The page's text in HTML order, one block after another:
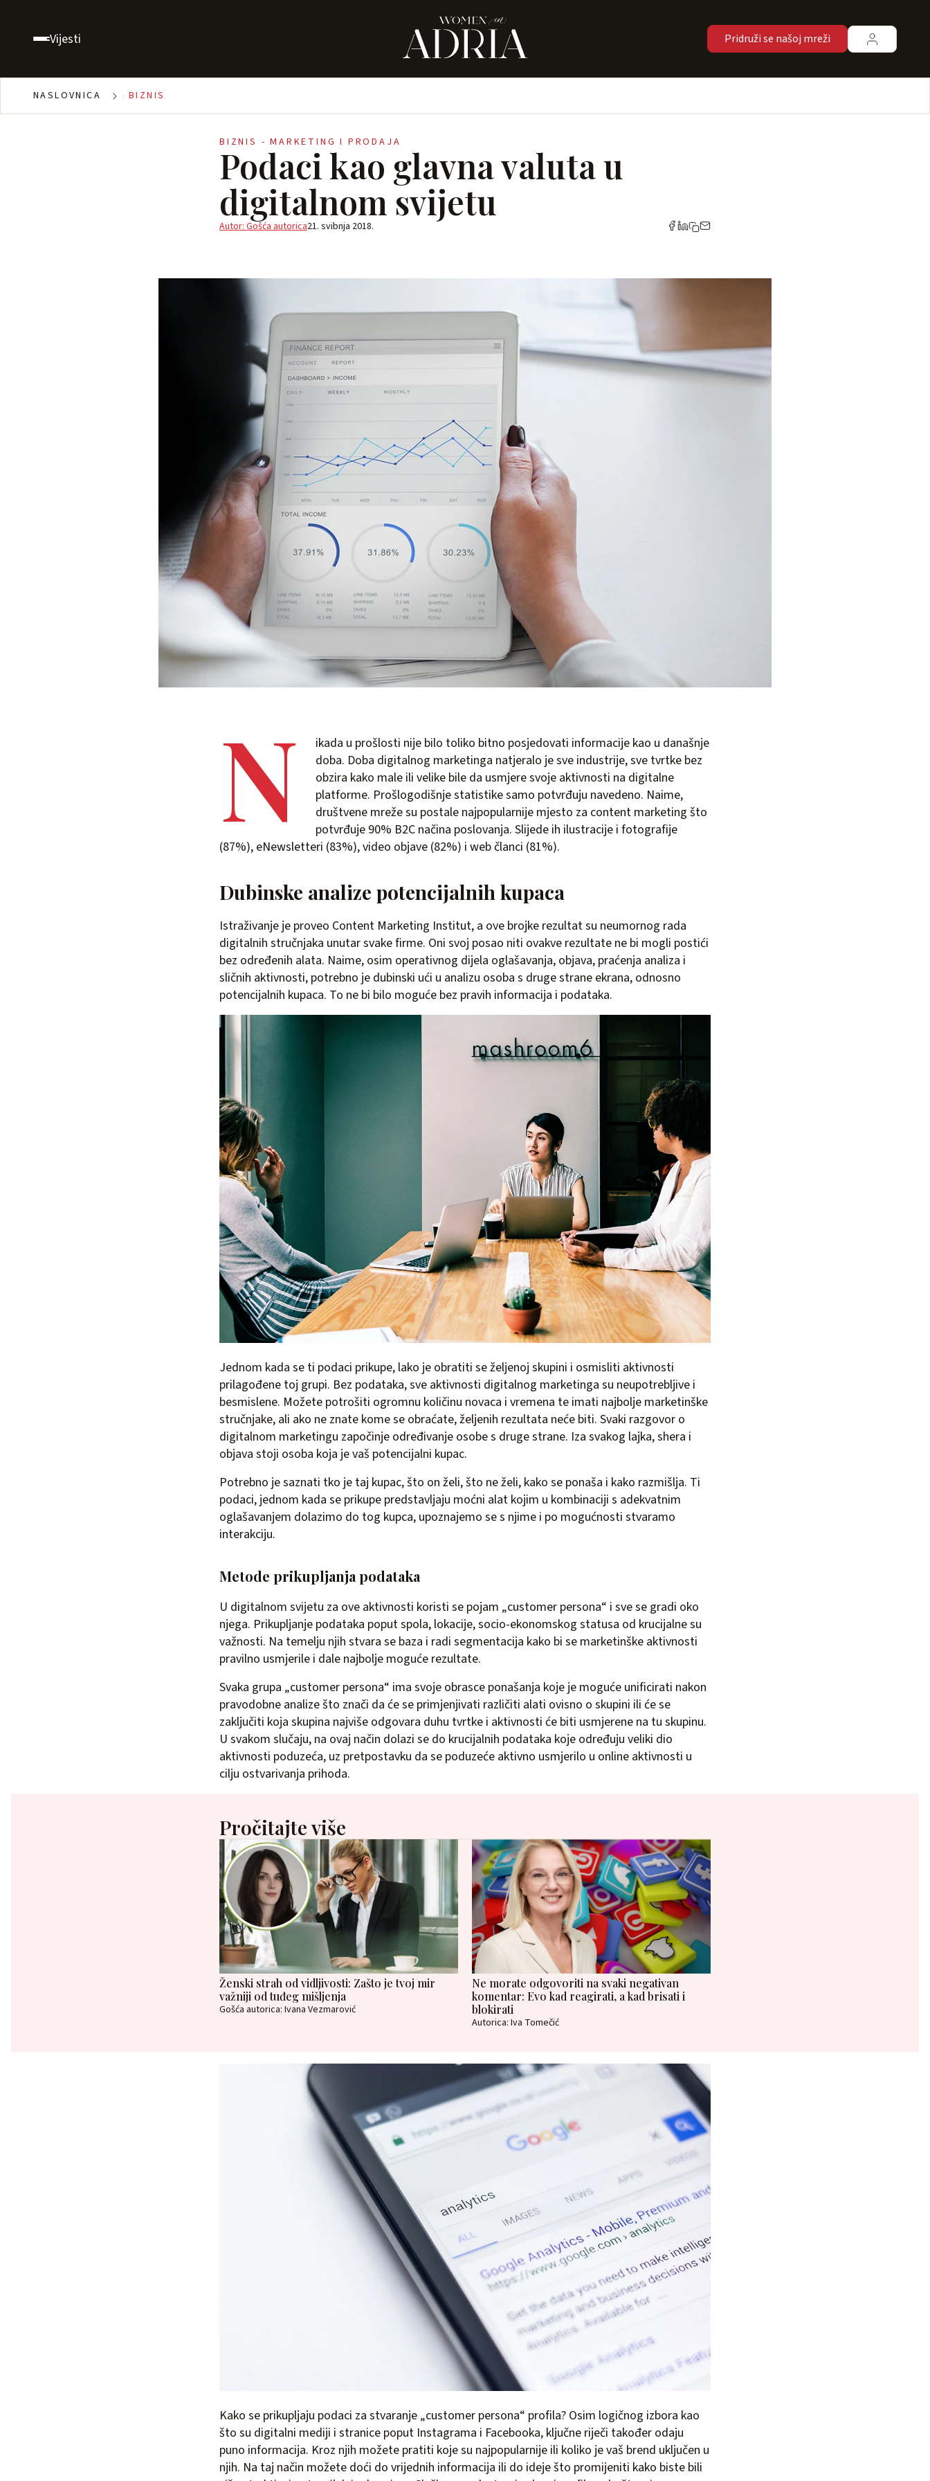
Vijesti Pridruži se našoj mreži
NASLOVNICA BIZNIS
BIZNIS - MARKETING I PRODAJA
Podaci kao glavna valuta u
digitalnom svijetu
Autor: Gošća autorica21. svibnja 2018.
N
ikada u prošlosti nije bilo toliko bitno posjedovati informacije kao u današnje
doba. Doba digitalnog marketinga natjeralo je sve industrije, sve tvrtke bez
obzira kako male ili velike bile da usmjere svoje aktivnosti na digitalne
platforme. Prošlogodišnje statistike samo potvrđuju navedeno. Naime,
društvene mreže su postale najpopularnije mjesto za content marketing što
potvrđuje 90% B2C načina poslovanja. Slijede ih ilustracije i fotografije
(87%), eNewsletteri (83%), video objave (82%) i web članci (81%).
Dubinske analize potencijalnih kupaca
Istraživanje je proveo Content Marketing Institut, a ove brojke rezultat su neumornog rada
digitalnih stručnjaka unutar svake firme. Oni svoj posao niti ovakve rezultate ne bi mogli postići
bez određenih alata. Naime, osim operativnog dijela oglašavanja, objava, praćenja analiza i
sličnih aktivnosti, potrebno je dubinski ući u analizu osoba s druge strane ekrana, odnosno
potencijalnih kupaca. To ne bi bilo moguće bez pravih informacija i podataka.
Jednom kada se ti podaci prikupe, lako je obratiti se željenoj skupini i osmisliti aktivnosti
prilagođene toj grupi. Bez podataka, sve aktivnosti digitalnog marketinga su neupotrebljive i
besmislene. Možete potrošiti ogromnu količinu novaca i vremena te imati najbolje marketinške
stručnjake, ali ako ne znate kome se obraćate, željenih rezultata neće biti. Svaki razgovor o
digitalnom marketingu započinje određivanje osobe s druge strane. Iza svakog lajka, shera i
objava stoji osoba koja je vaš potencijalni kupac.
Potrebno je saznati tko je taj kupac, što on želi, što ne želi, kako se ponaša i kako razmišlja. Ti
podaci, jednom kada se prikupe predstavljaju moćni alat kojim u kombinaciji s adekvatnim
oglašavanjem dolazimo do tog kupca, upoznajemo se s njime i po mogućnosti stvaramo
interakciju.
Metode prikupljanja podataka
U digitalnom svijetu za ove aktivnosti koristi se pojam „customer persona“ i sve se gradi oko
njega. Prikupljanje podataka poput spola, lokacije, socio-ekonomskog statusa od krucijalne su
važnosti. Na temelju njih stvara se baza i radi segmentacija kako bi se marketinške aktivnosti
pravilno usmjerile i dale najbolje moguće rezultate.
Svaka grupa „customer persona“ ima svoje obrasce ponašanja koje je moguće unificirati nakon
pravodobne analize što znači da će se primjenjivati različiti alati ovisno o skupini ili će se
zaključiti koja skupina najviše odgovara duhu tvrtke i aktivnosti će biti usmjerene na tu skupinu.
U svakom slučaju, na ovaj način dolazi se do krucijalnih podataka koje određuju veliki dio
aktivnosti poduzeća, uz pretpostavku da se poduzeće aktivno usmjerilo u online aktivnosti u
cilju ostvarivanja prihoda.
Pročitajte više
Ženski strah od vidljivosti: Zašto je tvoj mir
važniji od tuđeg mišljenja
Gošća autorica: Ivana Vezmarović
Ne morate odgovoriti na svaki negativan
komentar: Evo kad reagirati, a kad brisati i
blokirati
Autorica: Iva Tomečić
Kako se prikupljaju podaci za stvaranje „customer persona“ profila? Osim logičnog izbora kao
što su digitalni mediji i stranice poput Instagrama i Facebooka, ključne riječi također odaju
puno informacija. Kroz njih možete pratiti koje su najpopularnije ili koliko je vaš brend uključen u
njih. Na taj način možete doći do vrijednih informacija ili do ideje što promijeniti kako biste bili